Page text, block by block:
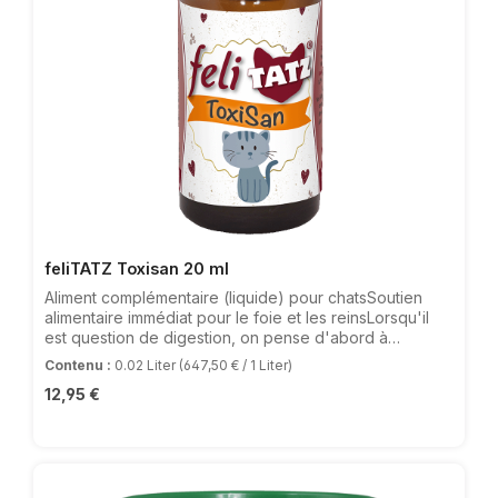
feliTATZ Toxisan 20 ml
Aliment complémentaire (liquide) pour chatsSoutien
alimentaire immédiat pour le foie et les reinsLorsqu'il
est question de digestion, on pense d'abord à
l'estomac et bien sûr immédiatement à l'intestin. Mais
on oublie souvent de penser au foie et aux reins. Outre
l'élimination des substances nocives, le foie régule
Contenu : 0.02 Liter (647,50 € / 1 Liter)
Prix régulier :
12,95 €